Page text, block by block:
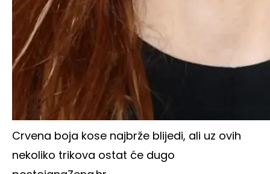
Crvena boja kose najbrže blijedi, ali uz ovih
nekoliko trikova ostat će dugo